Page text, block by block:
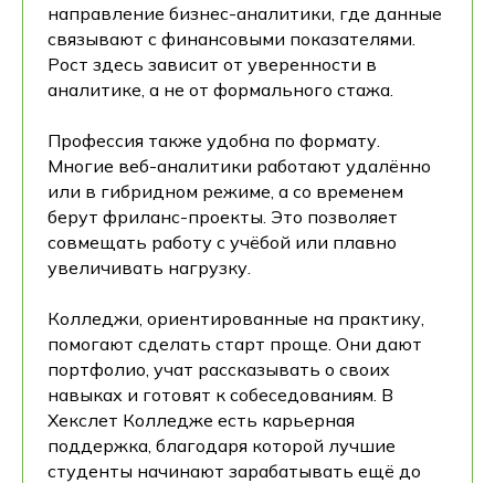
направление бизнес-аналитики, где данные
связывают с финансовыми показателями.
Рост здесь зависит от уверенности в
аналитике, а не от формального стажа.
Профессия также удобна по формату.
Многие веб-аналитики работают удалённо
или в гибридном режиме, а со временем
берут фриланс-проекты. Это позволяет
совмещать работу с учёбой или плавно
увеличивать нагрузку.
Колледжи, ориентированные на практику,
помогают сделать старт проще. Они дают
портфолио, учат рассказывать о своих
навыках и готовят к собеседованиям. В
Хекслет Колледже есть карьерная
поддержка, благодаря которой лучшие
студенты начинают зарабатывать ещё до